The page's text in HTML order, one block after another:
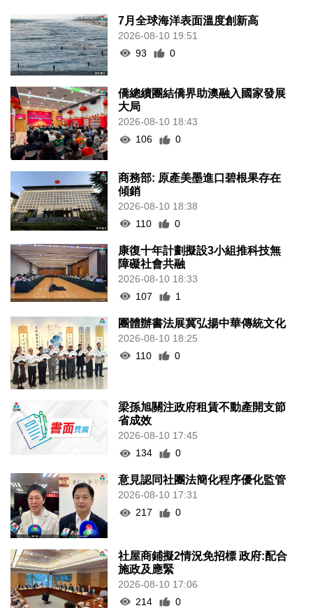
7月全球海洋表面溫度創新高
2026-08-10 19:51
93
0
僑總續團結僑界助澳融入國家發展
大局
2026-08-10 18:43
106
0
商務部: 原產美墨進口碧根果存在
傾銷
2026-08-10 18:38
110
0
康復十年計劃擬設3小組推科技無
障礙社會共融
2026-08-10 18:33
107
1
團體辦書法展冀弘揚中華傳統文化
2026-08-10 18:25
110
0
梁孫旭關注政府租賃不動產開支節
省成效
2026-08-10 17:45
134
0
意見認同社團法簡化程序優化監管
2026-08-10 17:31
217
0
社屋商鋪擬2情況免招標 政府:配合
施政及應緊
2026-08-10 17:06
214
0